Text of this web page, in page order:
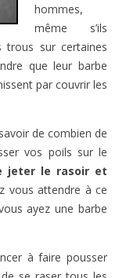
hommes,
même s’ils
trous sur certaines
que leur barbe
par couvrir les
de combien de
vos poils sur le
jeter le rasoir et
vous attendre à ce
ayez une barbe
à faire pousser